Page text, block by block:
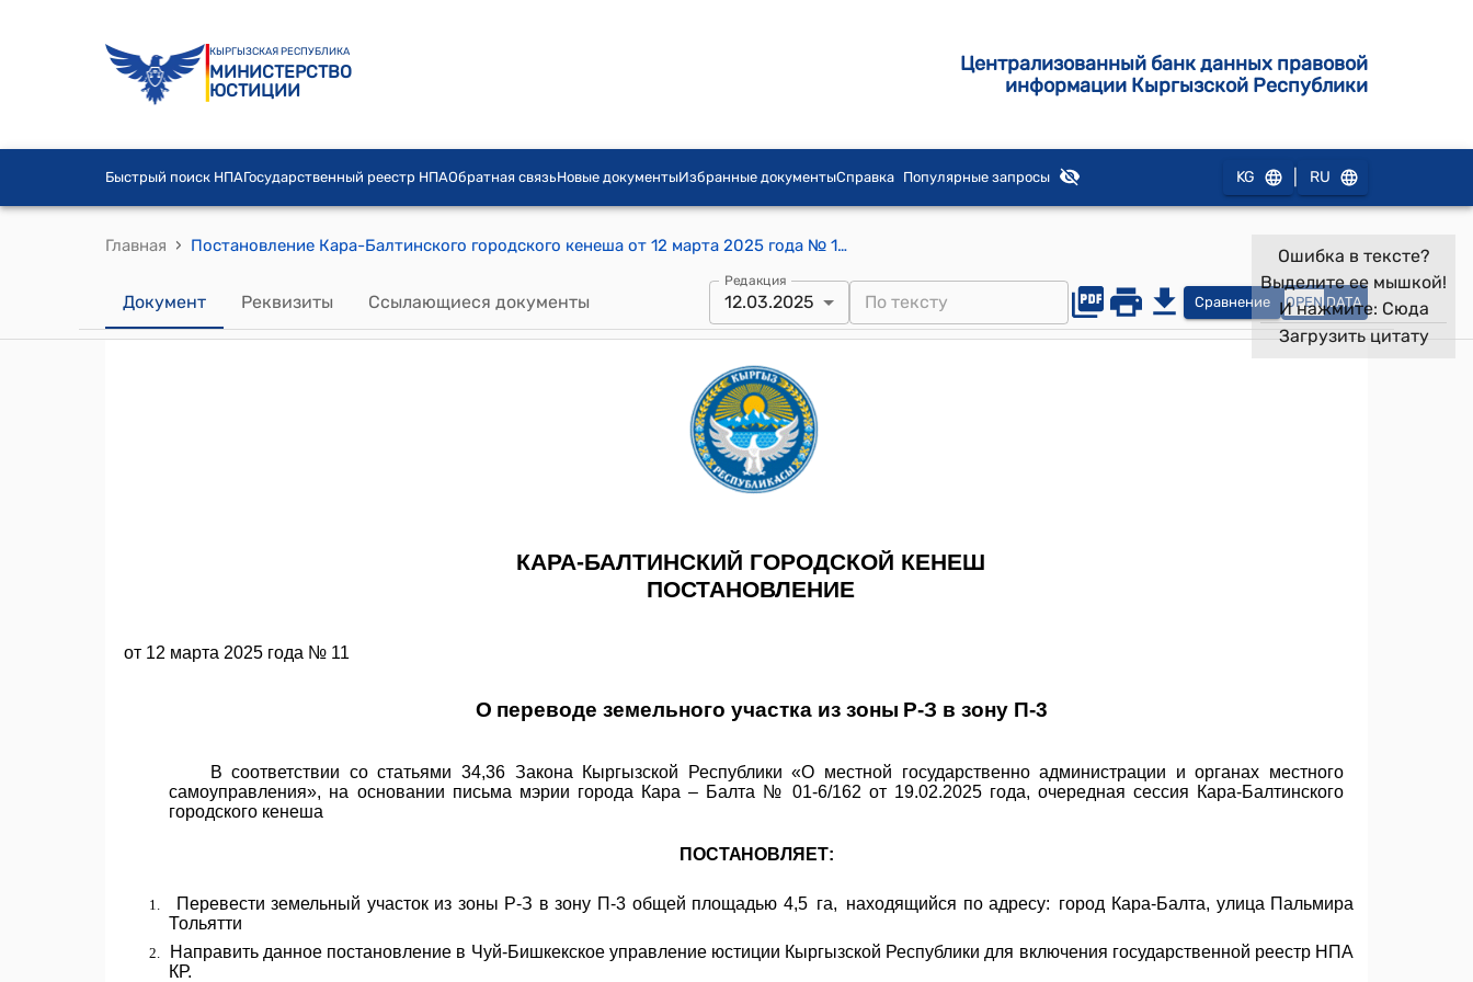
КЫРГЫЗСКАЯ РЕСПУБЛИКА
МИНИСТЕРСТВО
ЮСТИЦИИ
Централизованный банк данных правовой
информации Кыргызской Республики
Быстрый поиск НПАГосударственный реестр НПАОбратная связьНовые документыИзбранные документыСправка Популярные запросы KG RU
Главная › Постановление Кара-Балтинского городского кенеша от 12 марта 2025 года № 11 "О переводе земельного участка из зоны Р-З в зону П-3"
Документ Реквизиты Ссылающиеся документы
Редакция
12.03.2025 Сравнение OPEN DATA
Ошибка в тексте?
Выделите ее мышкой!
И нажмите: Сюда
Загрузить цитату